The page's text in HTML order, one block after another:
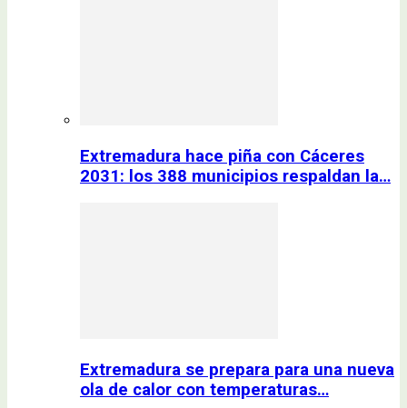
Extremadura hace piña con Cáceres
2031: los 388 municipios respaldan la…
Extremadura se prepara para una nueva
ola de calor con temperaturas…